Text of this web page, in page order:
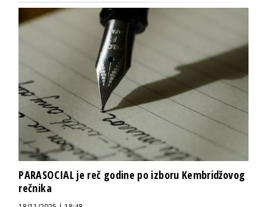
PARASOCIAL je reč godine po izboru Kembridžovog
rečnika